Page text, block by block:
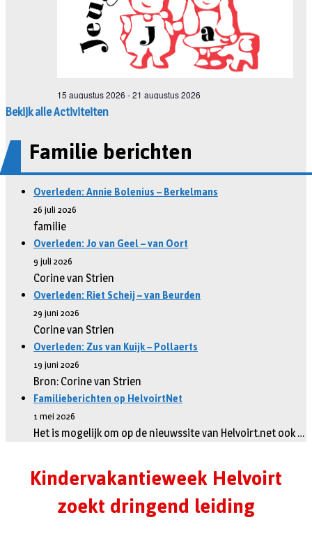
Bekijk alle Activiteiten
Familie berichten
Overleden: Annie Bolenius – Berkelmans
26 juli 2026
familie
Overleden: Jo van Geel – van Oort
9 juli 2026
Corine van Strien
Overleden: Riet Scheij – van Beurden
29 juni 2026
Corine van Strien
Overleden: Zus van Kuijk – Pollaerts
19 juni 2026
Bron: Corine van Strien
Familieberichten op HelvoirtNet
1 mei 2026
Het is mogelijk om op de nieuwssite van Helvoirt.net ook …
Kindervakantieweek Helvoirt
zoekt dringend leiding